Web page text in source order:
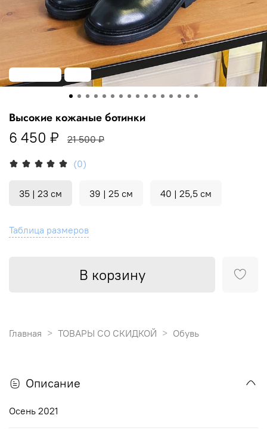
(0)
Высокие кожаные ботинки
6 450 ₽ 21 500 ₽
Таблица размеров
В корзину
35 | 23 см 39 | 25 см 40 | 25,5 см
Главная ТОВАРЫ СО СКИДКОЙ Обувь
Описание
Осень 2021